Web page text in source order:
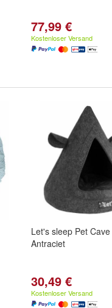
77,99 €
Kostenloser Versand
Let's sleep Pet
Antraciet
30,49 €
Kostenloser Versand